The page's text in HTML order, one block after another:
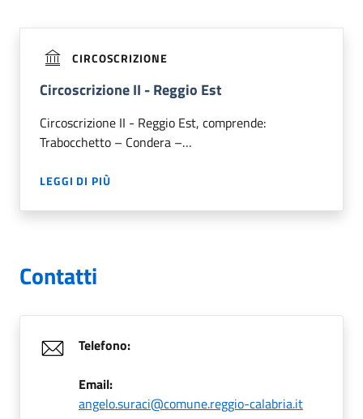
CIRCOSCRIZIONE
Circoscrizione II - Reggio Est
Circoscrizione II - Reggio Est, comprende:
Trabocchetto – Condera –…
LEGGI DI PIÙ
Contatti
Telefono:
Email:
angelo.suraci@comune.reggio-calabria.it